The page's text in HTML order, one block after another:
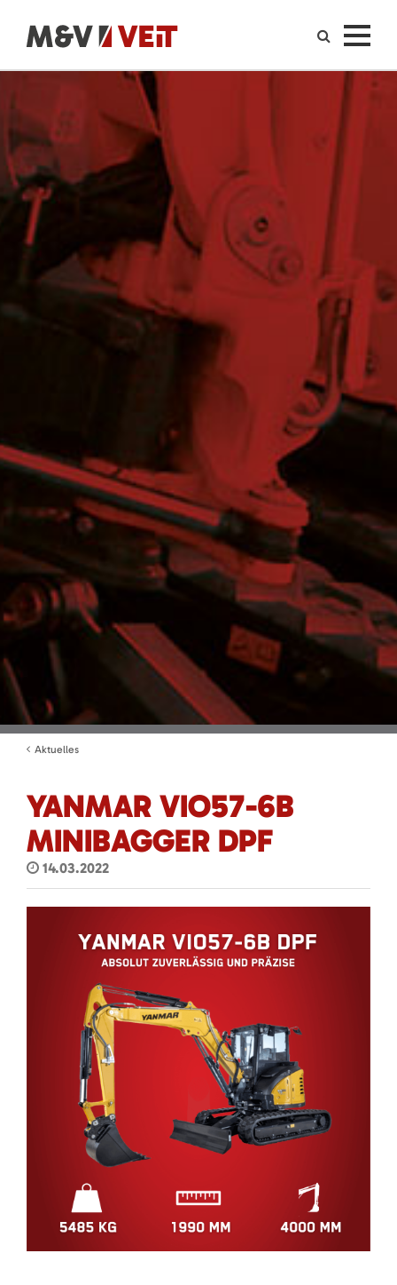
Aktuelles
YANMAR VIO57-6B
MINIBAGGER DPF
14.03.2022